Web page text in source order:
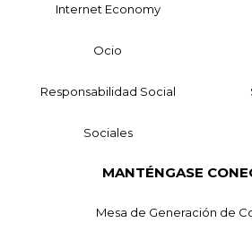
Internet Economy
Ocio
Responsabilidad Social
Sociales
MANTÉNGASE
Mesa de Generación de